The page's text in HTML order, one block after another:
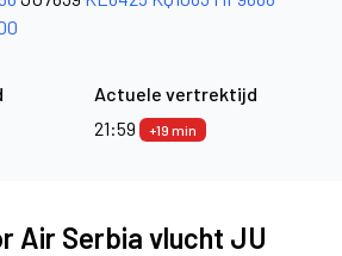
Actuele vertrektijd
21:59
+19 min
Air Serbia vlucht JU